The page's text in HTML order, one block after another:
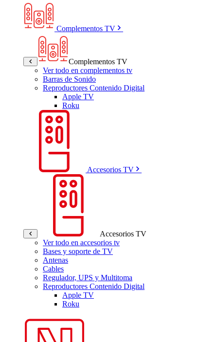
Complementos TV
Complementos TV
Ver todo en complementos tv
Barras de Sonido
Reproductores Contenido Digital
Apple TV
Roku
Accesorios TV
Accesorios TV
Ver todo en accesorios tv
Bases y soporte de TV
Antenas
Cables
Regulador, UPS y Multitoma
Reproductores Contenido Digital
Apple TV
Roku